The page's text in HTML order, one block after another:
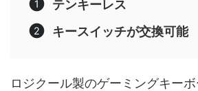
テンキーレス
キースイッチが交換可能
ロジクール製のゲーミングキー